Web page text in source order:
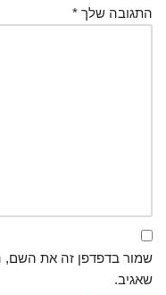
התגובה שלך *
שמור בדפדפן זה את השם,
שאגיב.